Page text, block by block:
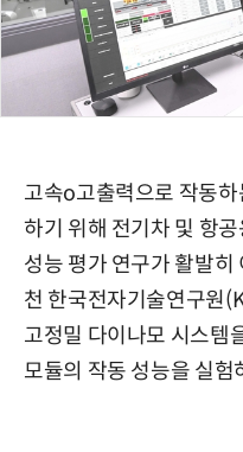
고속o고출력으로 작동
하기 위해 전기차 및 항
성능 평가 연구가 활발히
천 한국전자기술연구원
고정밀 다이나모 시스템
모듈의 작동 성능을 실험